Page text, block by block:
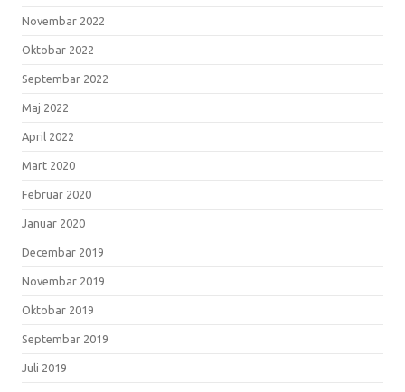
Novembar 2022
Oktobar 2022
Septembar 2022
Maj 2022
April 2022
Mart 2020
Februar 2020
Januar 2020
Decembar 2019
Novembar 2019
Oktobar 2019
Septembar 2019
Juli 2019